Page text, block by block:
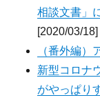
相談文書」
[2020/03/18]
（番外編）
新型コロナ
がやっぱり